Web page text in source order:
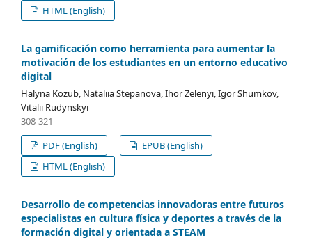
HTML (English)
La gamificación como herramienta para aumentar la
motivación de los estudiantes en un entorno educativo
digital
Halyna Kozub, Nataliia Stepanova, Ihor Zelenyi, Igor Shumkov,
Vitalii Rudynskyi
308-321
PDF (English)
EPUB (English)
HTML (English)
Desarrollo de competencias innovadoras entre futuros
especialistas en cultura física y deportes a través de la
formación digital y orientada a STEAM